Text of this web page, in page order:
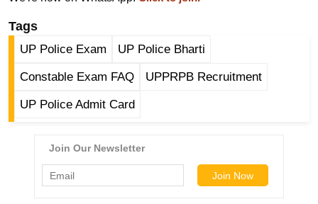
नु
स्खे
प
ट
Tags
UP Police Exam UP Police Bharti
Constable Exam FAQ UPPRPB Recruitment
UP Police Admit Card